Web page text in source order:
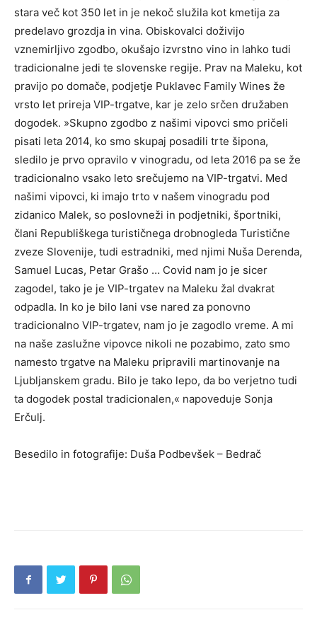
stara več kot 350 let in je nekoč služila kot kmetija za
predelavo grozdja in vina. Obiskovalci doživijo
vznemirljivo zgodbo, okušajo izvrstno vino in lahko tudi
tradicionalne jedi te slovenske regije. Prav na Maleku, kot
pravijo po domače, podjetje Puklavec Family Wines že
vrsto let prireja VIP-trgatve, kar je zelo srčen družaben
dogodek. »Skupno zgodbo z našimi vipovci smo pričeli
pisati leta 2014, ko smo skupaj posadili trte šipona,
sledilo je prvo opravilo v vinogradu, od leta 2016 pa se že
tradicionalno vsako leto srečujemo na VIP-trgatvi. Med
našimi vipovci, ki imajo trto v našem vinogradu pod
zidanico Malek, so poslovneži in podjetniki, športniki,
člani Republiškega turističnega drobnogleda Turistične
zveze Slovenije, tudi estradniki, med njimi Nuša Derenda,
Samuel Lucas, Petar Grašo … Covid nam jo je sicer
zagodel, tako je je VIP-trgatev na Maleku žal dvakrat
odpadla. In ko je bilo lani vse nared za ponovno
tradicionalno VIP-trgatev, nam jo je zagodlo vreme. A mi
na naše zaslužne vipovce nikoli ne pozabimo, zato smo
namesto trgatve na Maleku pripravili martinovanje na
Ljubljanskem gradu. Bilo je tako lepo, da bo verjetno tudi
ta dogodek postal tradicionalen,« napoveduje Sonja
Erčulj.
Besedilo in fotografije: Duša Podbevšek – Bedrač